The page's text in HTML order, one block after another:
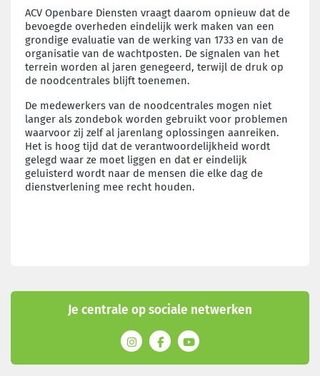
ACV Openbare Diensten vraagt daarom opnieuw dat de
bevoegde overheden eindelijk werk maken van een
grondige evaluatie van de werking van 1733 en van de
organisatie van de wachtposten. De signalen van het
terrein worden al jaren genegeerd, terwijl de druk op
de noodcentrales blijft toenemen.
De medewerkers van de noodcentrales mogen niet
langer als zondebok worden gebruikt voor problemen
waarvoor zij zelf al jarenlang oplossingen aanreiken.
Het is hoog tijd dat de verantwoordelijkheid wordt
gelegd waar ze moet liggen en dat er eindelijk
geluisterd wordt naar de mensen die elke dag de
dienstverlening mee recht houden.
Je centrale op sociale netwerken